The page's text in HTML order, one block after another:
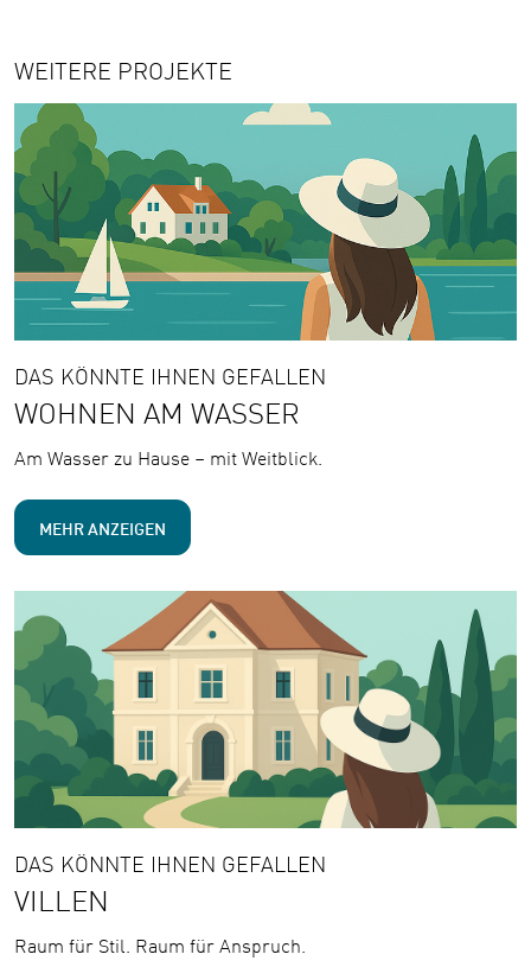
WEITERE PROJEKTE
DAS KÖNNTE IHNEN GEFALLEN
WOHNEN AM WASSER
Am Wasser zu Hause – mit Weitblick.
MEHR ANZEIGEN
DAS KÖNNTE IHNEN GEFALLEN
VILLEN
Raum für Stil. Raum für Anspruch.